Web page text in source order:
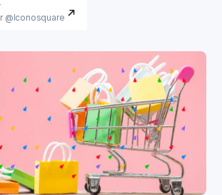
@Iconosquare